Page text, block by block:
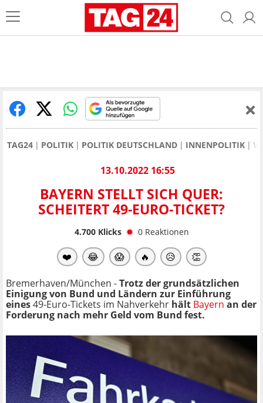
TAG24 POLITIK POLITIK DEUTSCHLAND INNENPOLITIK
13.10.2022 16:55
BAYERN STELLT SICH QUER:
SCHEITERT 49-EURO-TICKET?
4.700Klicks 0 Reaktionen
❤️ 😂 😱 🔥 😥 👏
Bremerhaven/München -Trotz der grundsätzlichen
Einigung von Bund und Ländern zur Einführung
eines49-Euro-Tickets im Nahverkehr hält Bayern an der
Forderung nach mehr Geld vom Bund fest.